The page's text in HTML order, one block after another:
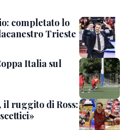
completato lo
Trieste
Italia sul
ruggito di Ross: